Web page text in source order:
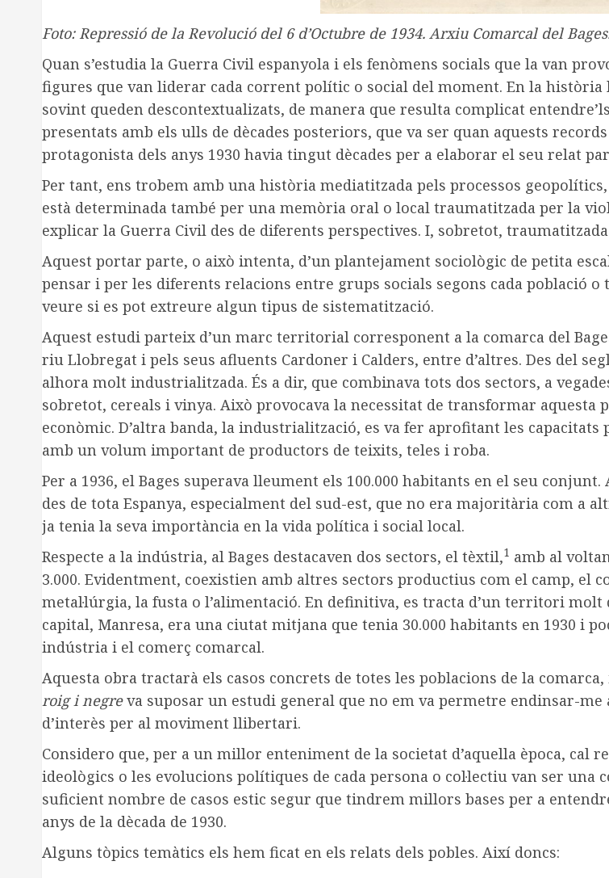
Foto: Repressió de la Revolució del 6 d’Octubre de 1934. Arxiu Comarcal del
Quan s’estudia la Guerra Civil espanyola i els fenòmens socials que la van
figures que van liderar cada corrent polític o social del moment. En la
sovint queden descontextualizats, de manera que resulta complicat
presentats amb els ulls de dècades posteriors, que va ser quan aquests
protagonista dels anys 1930 havia tingut dècades per a elaborar el seu relat
Per tant, ens trobem amb una història mediatitzada pels processos
està determinada també per una memòria oral o local traumatitzada per la
explicar la Guerra Civil des de diferents perspectives. I, sobretot,
Aquest portar parte, o això intenta, d’un plantejament sociològic de petita
pensar i per les diferents relacions entre grups socials segons cada població
veure si es pot extreure algun tipus de sistematització.
Aquest estudi parteix d’un marc territorial corresponent a la comarca del
riu Llobregat i pels seus afluents Cardoner i Calders, entre d’altres. Des del
alhora molt industrialitzada. És a dir, que combinava tots dos sectors, a
sobretot, cereals i vinya. Això provocava la necessitat de transformar
econòmic. D’altra banda, la industrialització, es va fer aprofitant les
amb un volum important de productors de teixits, teles i roba.
Per a 1936, el Bages superava lleument els 100.000 habitants en el seu
des de tota Espanya, especialment del sud-est, que no era majoritària com a
ja tenia la seva importància en la vida política i social local.
Respecte a la indústria, al Bages destacaven dos sectors, el tèxtil,1 amb al
3.000. Evidentment, coexistien amb altres sectors productius com el camp, el
metal·lúrgia, la fusta o l’alimentació. En definitiva, es tracta d’un territori
capital, Manresa, era una ciutat mitjana que tenia 30.000 habitants en 1930 i
indústria i el comerç comarcal.
Aquesta obra tractarà els casos concrets de totes les poblacions de la
roig i negreva suposar un estudi general que no em va permetre endinsar-
d’interès per al moviment llibertari.
Considero que, per a un millor enteniment de la societat d’aquella època, cal
ideològics o les evolucions polítiques de cada persona o col·lectiu van ser
suficient nombre de casos estic segur que tindrem millors bases per a
anys de la dècada de 1930.
Alguns tòpics temàtics els hem ficat en els relats dels pobles. Així doncs: